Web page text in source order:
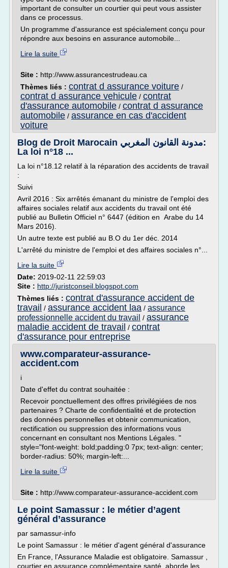
important de consulter un courtier qui peut vous assister
dans ce processus.
Un programme d'assurance est spécialement conçu pour
répondre aux besoins en assurance automobile...
Lire la suite
Site : http://www.assurancestrudeau.ca
Thèmes liés : contrat d assurance voiture /
contrat d assurance vehicule / contrat
d'assurance automobile / contrat d assurance
automobile / assurance en cas d'accident
voiture
Blog de Droit Marocain مدونة القانون المغربي:
La loi n°18 ...
La loi n°18.12 relatif à la réparation des accidents de travail
:
Suivi
Avril 2016 : Six arrêtés émanant du ministre de l'emploi des
affaires sociales relatif aux accidents du travail ont été
publié au Bulletin Officiel n° 6447 (édition en Arabe du 14
Mars 2016).
Un autre texte est publié au B.O du 1er déc. 2014
L'arrêté du ministre de l'emploi et des affaires sociales n°...
Lire la suite
Date: 2019-02-11 22:59:03
Site : http://juristconseil.blogspot.com
Thèmes liés : contrat d'assurance accident de
travail / assurance accident laa / assurance
professionnelle accident du travail / assurance
maladie accident de travail / contrat
d'assurance pour entreprise
www.comparateur-assurance-
accident.com
i
Date d'effet du contrat souhaitée :
Recevoir ponctuellement des offres privilégiées de nos
partenaires ? Charte de confidentialité et de protection
des données personnelles et obtenir communication,
rectification ou suppression des informations vous
concernant en consultant nos Mentions Légales. "
style="font-weight: bold;padding:0 7px; text-align: center;
border-radius: 50%; margin-left:...
Lire la suite
Site : http://www.comparateur-assurance-accident.com
Le point Samassur : le métier d’agent
général d’assurance
par samassur-info
Le point Samassur : le métier d'agent général d'assurance
En France, l'Assurance Maladie est obligatoire. Samassur ,
courtier en assurance complémentaire santé, aborde les